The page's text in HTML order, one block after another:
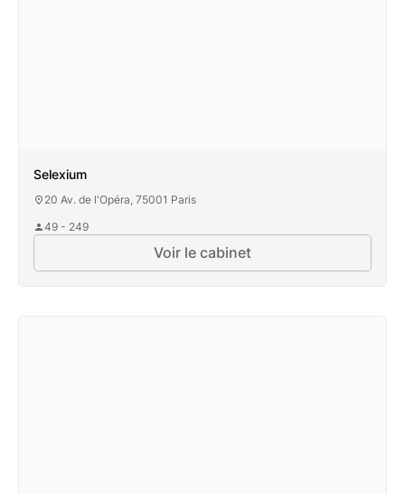
Selexium
20 Av. de l'Opéra, 75001 Paris
49 - 249
Voir le cabinet